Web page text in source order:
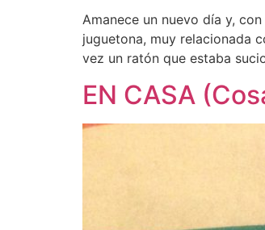
Amanece un nuevo día y,
juguetona, muy relacionada
vez un ratón que estaba
EN CASA